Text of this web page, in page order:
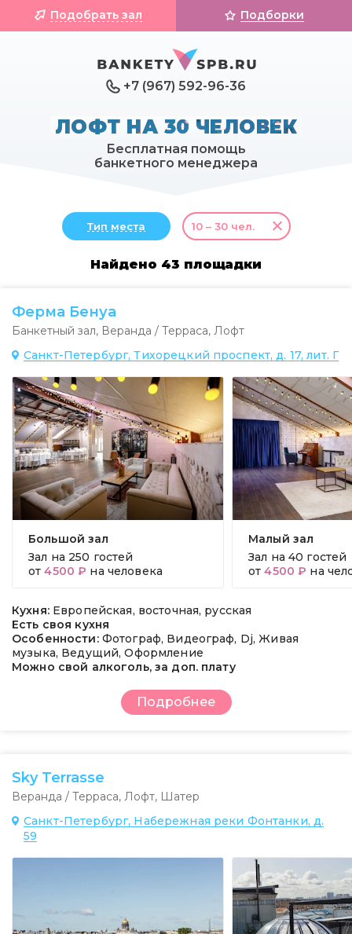
+7 (967) 592-96-36
Подобрать зал Подборки
ЛОФТ НА 30 ЧЕЛОВЕК
Бесплатная помощь
банкетного менеджера
Тип места 10 – 30 чел.
Найдено 43 площадки
Ферма Бенуа
Банкетный зал, Веранда / Терраса, Лофт
Санкт-Петербург, Тихорецкий проспект, д. 17, лит. Г
Большой зал
Зал на 250 гостей
от4500 ₽ на человека
Малый зал
Зал на 40 гостей
от4500 ₽ на
Кухня: Европейская, восточная, русская
Есть своя кухня
Особенности: Фотограф, Видеограф, Dj, Живая
музыка, Ведущий, Оформление
Можно свой алкоголь, за доп. плату
Подробнее
Sky Terrasse
Веранда / Терраса, Лофт, Шатер
Санкт-Петербург, Набережная реки Фонтанки, д.
59